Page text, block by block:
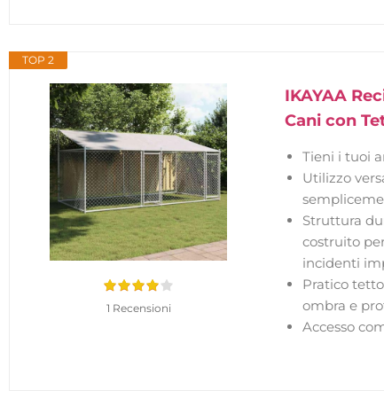
TOP 2
1 Recensioni
IKAYAA
Cani con
Tieni i tuoi
Utilizzo
Struttura
costruito
incidenti
Pratico
ombra e
Accesso